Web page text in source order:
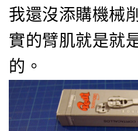
我還沒添購機械
實的臂肌就是就
的。